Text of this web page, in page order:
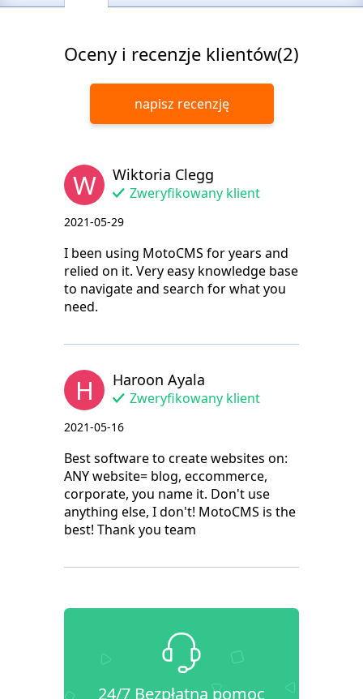
Oceny i recenzje klientów(2)
napisz recenzję
W Wiktoria Clegg
Zweryfikowany klient
2021-05-29
I been using MotoCMS for years and
relied on it. Very easy knowledge base
to navigate and search for what you
need.
H Haroon Ayala
Zweryfikowany klient
2021-05-16
Best software to create websites on:
ANY website= blog, eccommerce,
corporate, you name it. Don't use
anything else, I don't! MotoCMS is the
best! Thank you team
24/7 Bezpłatna pomoc